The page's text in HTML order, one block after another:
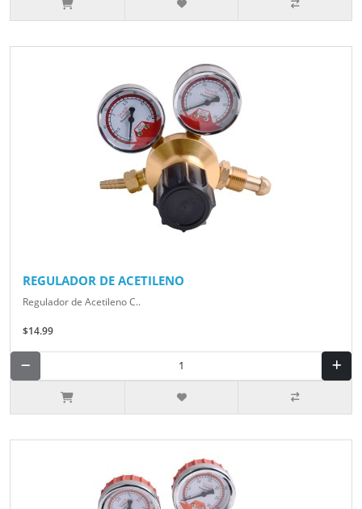
REGULADOR DE ACETILENO
Regulador de Acetileno C..
$14.99